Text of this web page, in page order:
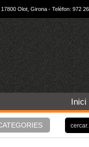
Olot, Girona - Telèfon: 972
Inici